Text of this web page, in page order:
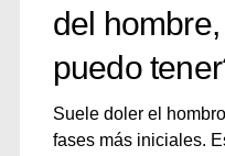
del
puedo
Suele doler el
fases más iniciales.